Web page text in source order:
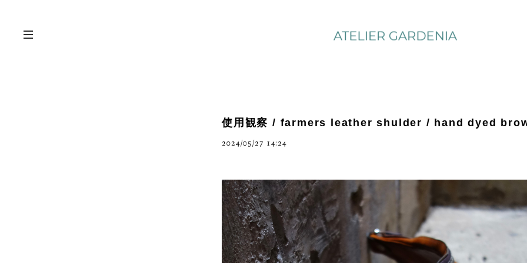
使用観察 / farmers leather shulder / hand dyed
2024/05/27 14:24